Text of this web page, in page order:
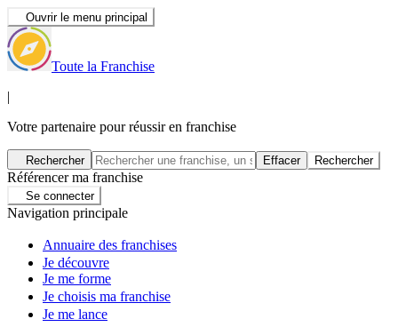
Ouvrir le menu principal
Toute la Franchise
|
Votre partenaire pour réussir en franchise
Rechercher Effacer Rechercher
Référencer ma franchise
Se connecter
Navigation principale
Annuaire des franchises
Je découvre
Je me forme
Je choisis ma franchise
Je me lance